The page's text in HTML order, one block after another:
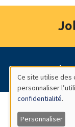
À
Ce site utilise des
personnaliser
confidentialité.
Personnaliser